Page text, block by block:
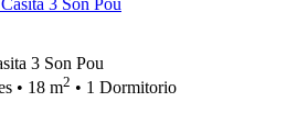
3 Son Pou
• 18 m2 • 1 Dormitorio